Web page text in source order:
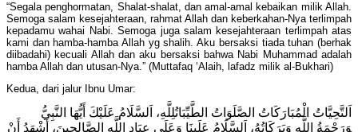
“Segala penghormatan, Shalat-shalat, dan amal-amal kebaikan milik Allah.
Semoga salam kesejahteraan, rahmat Allah dan keberkahan-Nya terlimpah
kepadamu wahai Nabi. Semoga juga salam kesejahteraan terlimpah atas
kami dan hamba-hamba Allah yg shalih. Aku bersaksi tiada tuhan (berhak
diibadahi) kecuali Allah dan aku bersaksi bahwa Nabi Muhammad adalah
hamba Allah dan utusan-Nya.” (Muttafaq ‘Alaih, lafadz milik al-Bukhari)
Kedua, dari jalur Ibnu Umar:
اَلتَّحِيَّاتُ الْمُبَارَكَاتُ الصَّلَوَاتُ الطَّيِّبَاتُلِلَّهِ، اَلسَّلَامُ عَلَيْكَ أَيُّهَا النَّبِيُّ
وَرَحْمَةُ اللَّهِ وَبَرَكَاتُهُ، اَلسَّلَامُ عَلَينَا وَعَلَى عِبَادِ اللَّهِ الصَّالِحِينَ، أَشْهَدُ أَنْ